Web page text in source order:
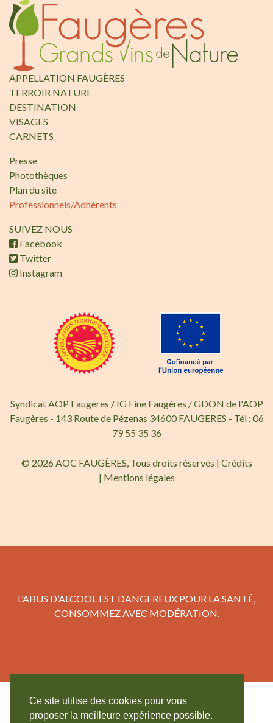
Ce site utilise des cookies pour vous
proposer la meilleure expérience possible.
APPELLATION FAUGÈRES
TERROIR NATURE
DESTINATION
VISAGES
CARNETS
Presse
Photothèques
Plan du site
Professionnels/Adhérents
SUIVEZ NOUS
Facebook
Twitter
Instagram
Syndicat AOP Faugères / IG Fine Faugères / GDON de l'AOP
Faugères - 143 Route de Pézenas 34600 FAUGERES - Tél : 06
79 55 35 36
© 2026 AOC FAUGÈRES, Tous droits réservés | Crédits
| Mentions légales
L’ABUS D’ALCOOL EST DANGEREUX POUR LA SANTÉ,
CONSOMMEZ AVEC MODÉRATION.